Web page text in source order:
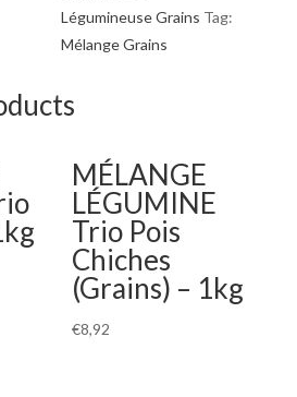
Légumineuse Grains Tag:
Mélange Grains
MÉLANGE
LÉGUMINE
Trio Pois
Chiches
(Grains) – 1kg
€8,92